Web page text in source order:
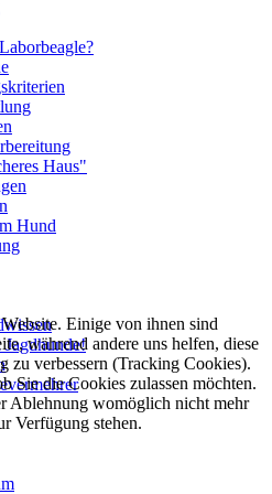
Haus"
Hund
Jagdhunde!
Einige von ihnen sind
während andere uns helfen, diese
zu verbessern (Tracking Cookies).
Sie die Cookies zulassen möchten.
Ablehnung womöglich nicht mehr
Verfügung stehen.